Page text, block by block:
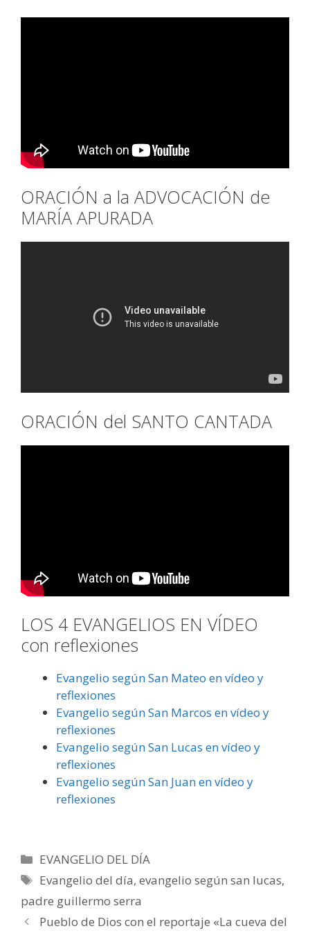
ORACIÓN a la ADVOCACIÓN de
MARÍA APURADA
ORACIÓN del SANTO CANTADA
LOS 4 EVANGELIOS EN VÍDEO
con reflexiones
Evangelio según San Mateo en vídeo y
reflexiones
Evangelio según San Marcos en vídeo y
reflexiones
Evangelio según San Lucas en vídeo y
reflexiones
Evangelio según San Juan en vídeo y
reflexiones
Categorías
EVANGELIO DEL DÍA
Etiquetas
Evangelio del día,evangelio según san lucas,
padre guillermo serra
Pueblo de Dios con el reportaje «La cueva del